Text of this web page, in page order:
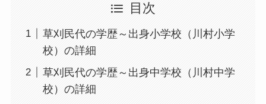
目次
草刈民代の学歴～出身小学校（川村小学
校）の詳細
草刈民代の学歴～出身中学校（川村中学
校）の詳細